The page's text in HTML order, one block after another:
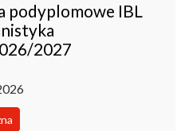
podyplomowe IBL
2027